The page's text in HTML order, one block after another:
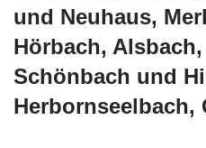
und Neuhaus,
Hörbach,
Schönbach und
Herbornseelbach,